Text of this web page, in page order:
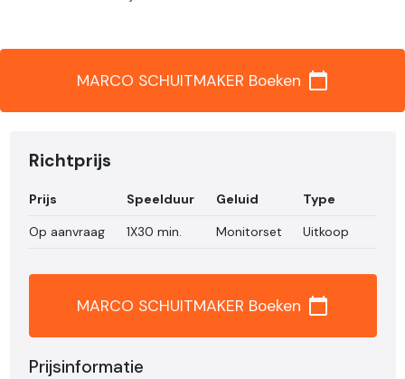
MARCO SCHUITMAKER Boeken calendar_today
Richtprijs
Prijs Speelduur Geluid
Type
Op aanvraag
1X30 min. Monitorset Uitkoop
MARCO SCHUITMAKER Boeken calendar_today
Prijsinformatie